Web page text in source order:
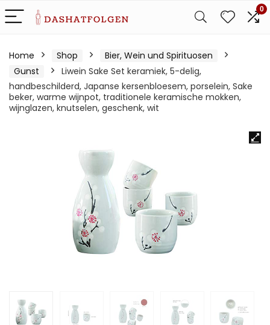
0
Home Shop
Bier, Wein und Spirituosen
Gunst
Liwein Sake Set keramiek, 5-delig,
handbeschilderd, Japanse kersenbloesem, porselein, Sake
beker, warme wijnpot, traditionele keramische mokken,
wijnglazen, knutselen, geschenk, wit